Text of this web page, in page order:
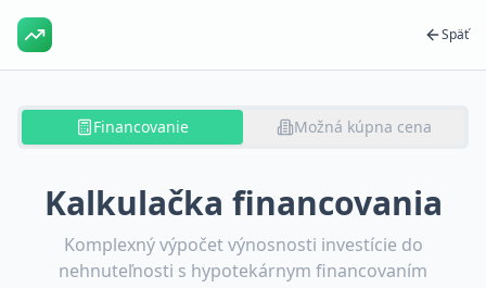
Späť
Financovanie Možná kúpna cena
Kalkulačka financovania
Komplexný výpočet výnosnosti investície do
nehnuteľnosti s hypotekárnym financovaním